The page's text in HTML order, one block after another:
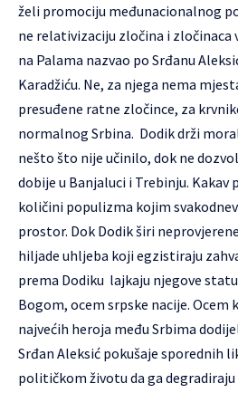
želi promociju međunacionalnog
ne relativizaciju zločina i zločinaca
na Palama nazvao po Srđanu
Karadžiću. Ne, za njega nema
presuđene ratne zločince, za
normalnog Srbina. Dodik drži
nešto što nije učinilo, dok ne
dobije u Banjaluci i Trebinju. Kakav
količini populizma kojim
prostor. Dok Dodik širi
hiljade uhljeba koji egzistiraju
prema Dodiku lajkaju njegove
Bogom, ocem srpske nacije. Ocem
najvećih heroja među Srbima
Srđan Aleksić pokušaje sporednih
političkom životu da ga